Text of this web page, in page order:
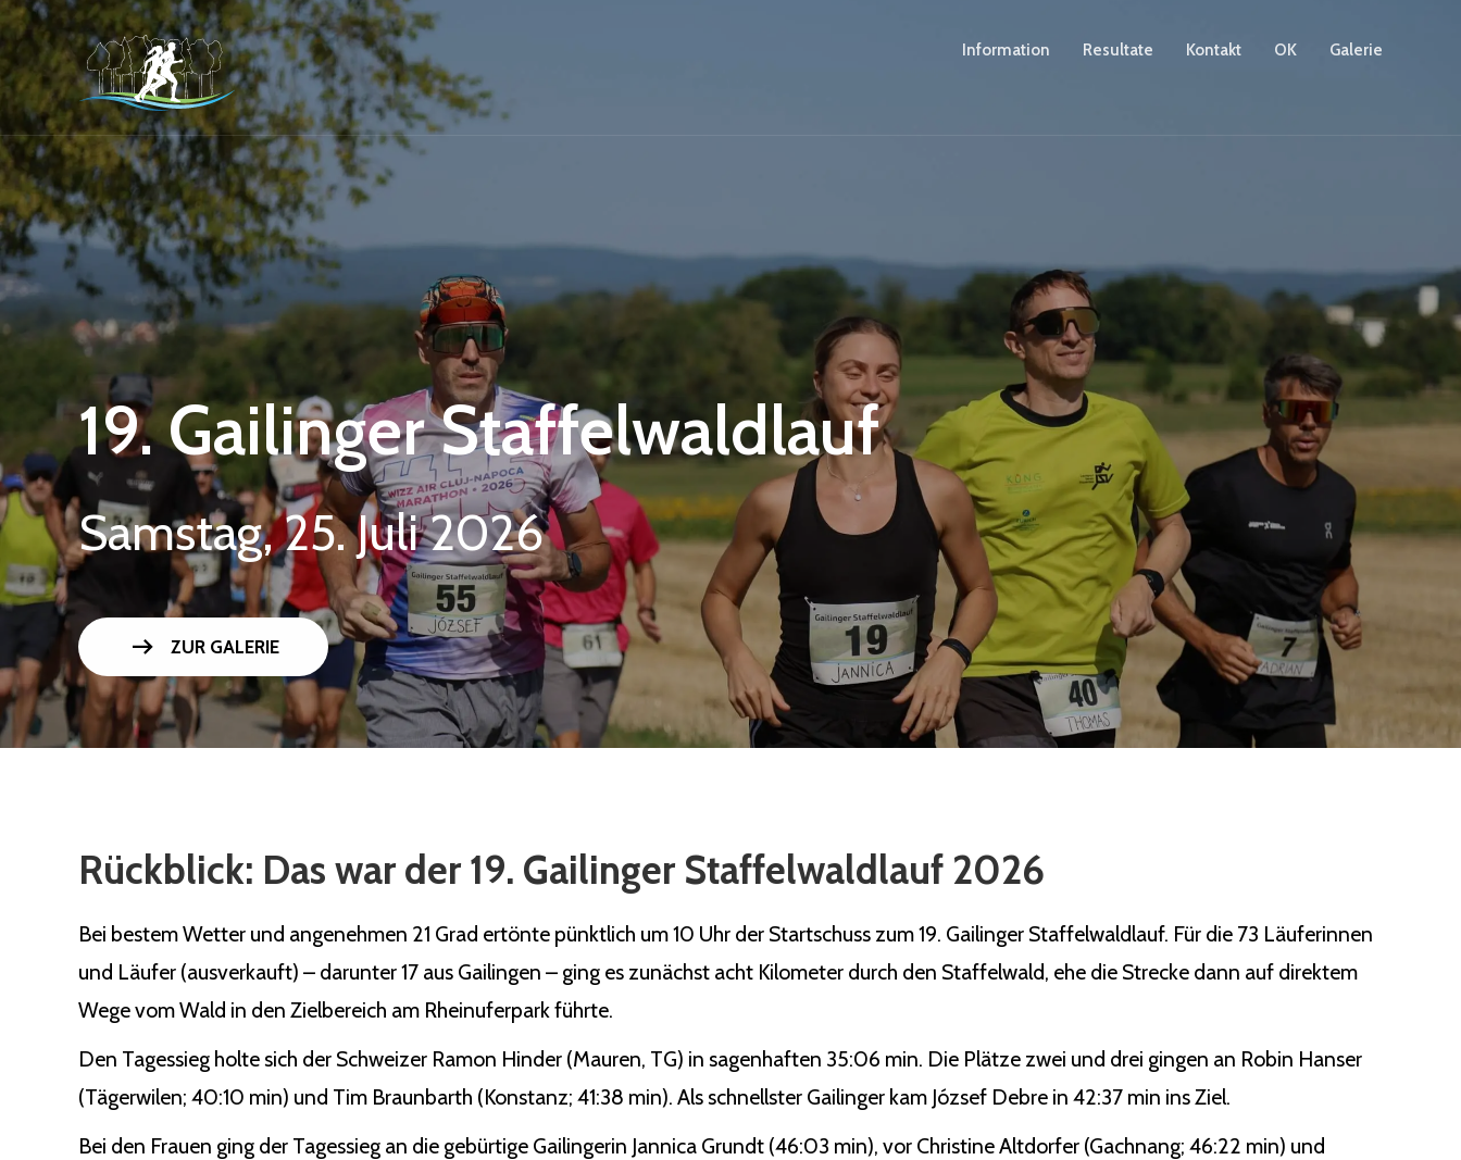
Information Resultate Kontakt OK Galerie
19. Gailinger Staffelwaldlauf
Samstag, 25. Juli 2026
arrow_right_alt ZUR GALERIE
Rückblick: Das war der 19. Gailinger Staffelwaldlauf 2026
Bei bestem Wetter und angenehmen 21 Grad ertönte pünktlich um 10 Uhr der Startschuss zum 19. Gailinger Staffelwaldlauf. Für die 73 Läuferinnen
und Läufer (ausverkauft) – darunter 17 aus Gailingen – ging es zunächst acht Kilometer durch den Staffelwald, ehe die Strecke dann auf direktem
Wege vom Wald in den Zielbereich am Rheinuferpark führte.
Den Tagessieg holte sich der Schweizer Ramon Hinder (Mauren, TG) in sagenhaften 35:06 min. Die Plätze zwei und drei gingen an Robin Hanser
(Tägerwilen; 40:10 min) und Tim Braunbarth (Konstanz; 41:38 min). Als schnellster Gailinger kam József Debre in 42:37 min ins Ziel.
Bei den Frauen ging der Tagessieg an die gebürtige Gailingerin Jannica Grundt (46:03 min), vor Christine Altdorfer (Gachnang; 46:22 min) und